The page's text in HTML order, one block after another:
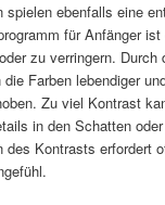
spielen ebenfalls eine
für Anfänger
zu verringern. Durch
Farben lebendiger
Zu viel Kontrast
in den Schatten
des Kontrasts erfordert